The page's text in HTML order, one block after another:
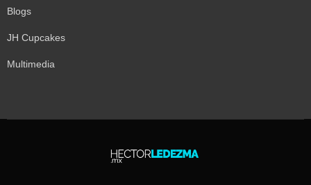
Blogs
JH Cupcakes
Multimedia